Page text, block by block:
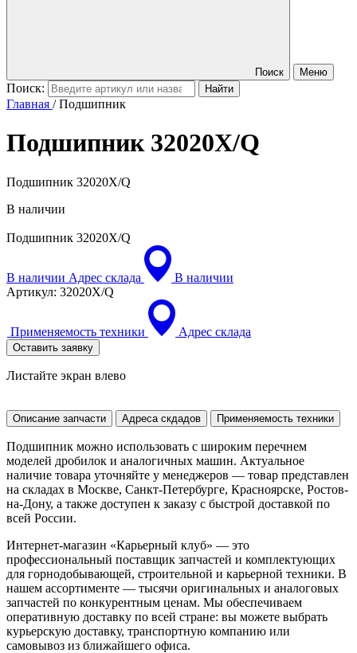
Поиск Меню
Поиск:
Главная /Подшипник
Подшипник 32020X/Q
Подшипник 32020X/Q
В наличии
Подшипник 32020X/Q
В наличии Адрес склада
В наличии
Артикул: 32020X/Q
Применяемость техники Адрес склада
Оставить заявку
Листайте экран влево
Описание запчасти Адреса скдадов Применяемость техники
Подшипник можно использовать с широким перечнем
моделей дробилок и аналогичных машин. Актуальное
наличие товара уточняйте у менеджеров — товар представлен
на складах в Москве, Санкт-Петербурге, Красноярске, Ростов-
на-Дону, а также доступен к заказу с быстрой доставкой по
всей России.
Интернет-магазин «Карьерный клуб» — это
профессиональный поставщик запчастей и комплектующих
для горнодобывающей, строительной и карьерной техники. В
нашем ассортименте — тысячи оригинальных и аналоговых
запчастей по конкурентным ценам. Мы обеспечиваем
оперативную доставку по всей стране: вы можете выбрать
курьерскую доставку, транспортную компанию или
самовывоз из ближайшего офиса.